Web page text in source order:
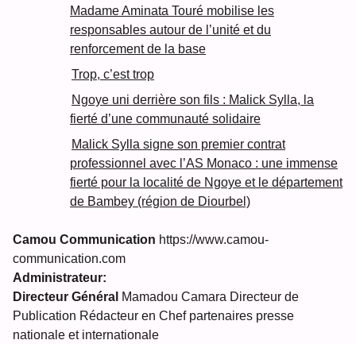
Madame Aminata Touré mobilise les
responsables autour de l’unité et du
renforcement de la base
Trop, c’est trop
Ngoye uni derrière son fils : Malick Sylla, la
fierté d’une communauté solidaire
Malick Sylla signe son premier contrat
professionnel avec l’AS Monaco : une immense
fierté pour la localité de Ngoye et le département
de Bambey (région de Diourbel)
Camou Communication https://www.camou-
communication.com
Administrateur:
Directeur Général Mamadou Camara Directeur de
Publication Rédacteur en Chef partenaires presse
nationale et internationale